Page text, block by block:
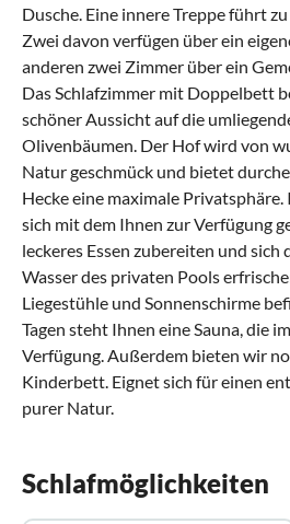
Dusche. Eine innere Treppe führt
Zwei davon verfügen über ein
anderen zwei Zimmer über ein
Das Schlafzimmer mit Doppelbett
schöner Aussicht auf die
Olivenbäumen. Der Hof wird von
Natur geschmück und bietet
Hecke eine maximale Privatsphäre.
sich mit dem Ihnen zur Verfügung
leckeres Essen zubereiten und
Wasser des privaten Pools
Liegestühle und Sonnenschirme
Tagen steht Ihnen eine Sauna, die
Verfügung. Außerdem bieten wir
Kinderbett. Eignet sich für einen
purer Natur.
Schlafmöglichkeiten